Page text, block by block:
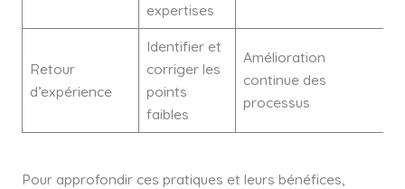
expertises
Retour
d’expérience
Identifier et
corriger les
points
faibles
Amélioration
continue des
processus
Pour approfondir ces pratiques et leurs bénéfices,